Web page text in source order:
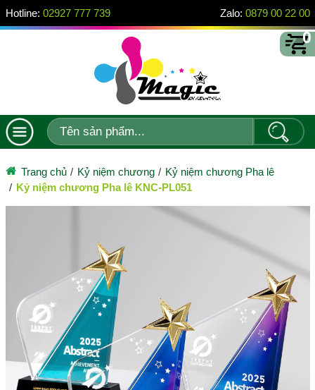
Trang chủ Kỷ niệm chương
Kỷ niệm chương Pha lê
Kỷ niệm chương Pha lê KNC-PL051
Hotline: 02927 777 739 Zalo: 0879 00 22 00
0